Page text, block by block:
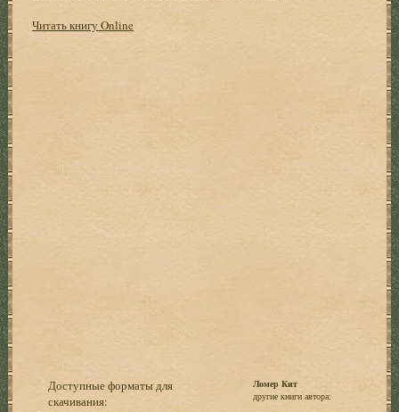
Читать книгу Online
Доступные форматы для
скачивания:
Ломер Кит
другие книги автора: